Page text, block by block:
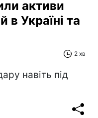
активи
в Україні та
2 хв
навіть під